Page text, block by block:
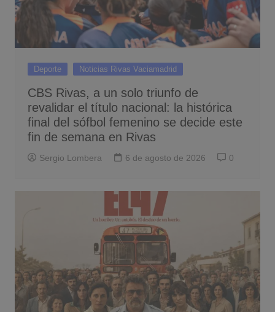
Deporte Noticias Rivas Vaciamadrid
CBS Rivas, a un solo triunfo de
revalidar el título nacional: la histórica
final del sófbol femenino se decide este
fin de semana en Rivas
Sergio Lombera 6 de agosto de 2026 0